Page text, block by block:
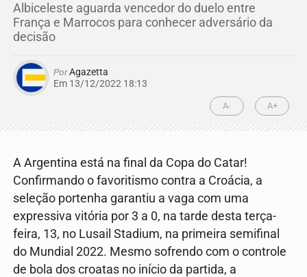
Albiceleste aguarda vencedor do duelo entre
França e Marrocos para conhecer adversário da
decisão
PorAgazetta
Em 13/12/2022 18:13
A- A+
A Argentina está na final da Copa do Catar!
Confirmando o favoritismo contra a Croácia, a
seleção portenha garantiu a vaga com uma
expressiva vitória por 3 a 0, na tarde desta terça-
feira, 13, no Lusail Stadium, na primeira semifinal
do Mundial 2022. Mesmo sofrendo com o controle
de bola dos croatas no início da partida, a